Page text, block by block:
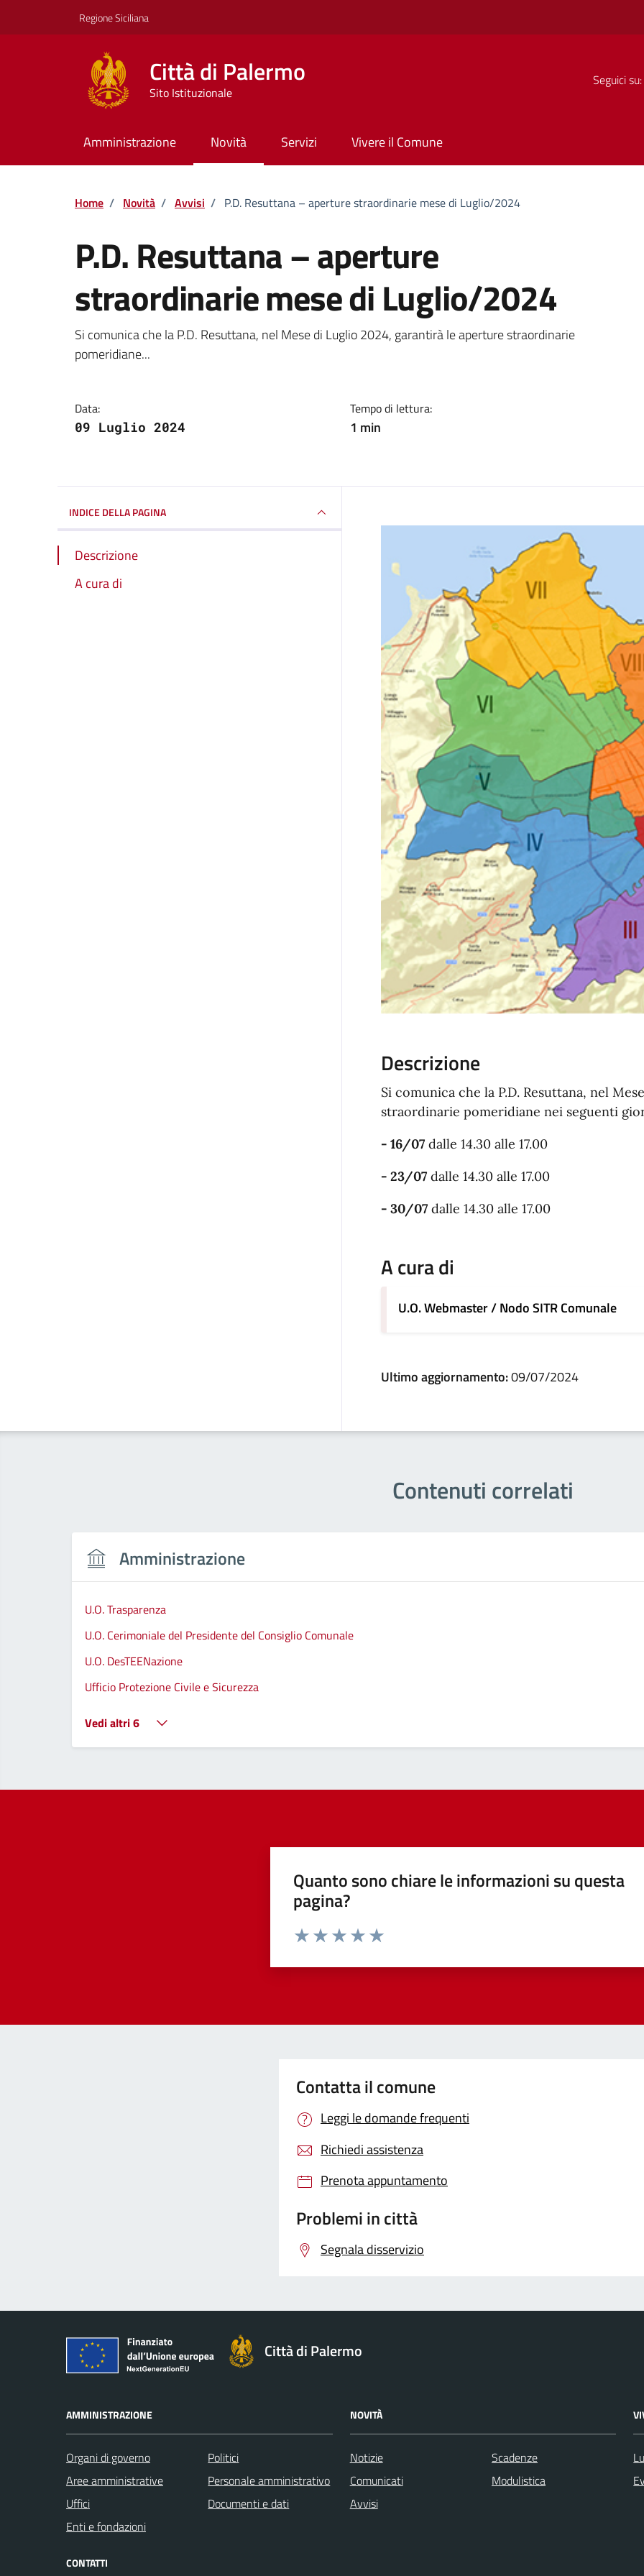
Regione Siciliana
Città di Palermo
Sito Istituzionale
Seguici su:
Amministrazione Novità Servizi Vivere il Comune
Home / Novità / Avvisi / P.D. Resuttana – aperture straordinarie mese di Luglio/2024
P.D. Resuttana – aperture
straordinarie mese di Luglio/2024
Dettagli della notizia
Si comunica che la P.D. Resuttana, nel Mese di Luglio 2024, garantirà le aperture straordinarie
pomeridiane...
Data:
09 Luglio 2024
Tempo di lettura:
1 min
INDICE DELLA PAGINA
Descrizione
A cura di
Descrizione
Si comunica che la P.D. Resuttana, nel
straordinarie pomeridiane nei seguenti
- 16/07dalle 14.30 alle 17.00
- 23/07dalle 14.30 alle 17.00
- 30/07 dalle 14.30 alle 17.00
A cura di
U.O. Webmaster / Nodo SITR Comunale
Ultimo aggiornamento:09/07/2024
Contenuti correlati
Amministrazione
U.O. Trasparenza
U.O. Cerimoniale del Presidente del Consiglio Comunale
U.O. DesTEENazione
Ufficio Protezione Civile e Sicurezza
Vedi altri 6
Quanto sono chiare le informazioni su questa
pagina?
Contatta il comune
Leggi le domande frequenti
Richiedi assistenza
Prenota appuntamento
Problemi in città
Segnala disservizio
Città di Palermo
AMMINISTRAZIONE
Organi di governo
Aree amministrative
Uffici
Enti e fondazioni
Politici
Personale amministrativo
Documenti e dati
NOVITÀ
Notizie
Comunicati
Avvisi
Scadenze
Modulistica
CONTATTI